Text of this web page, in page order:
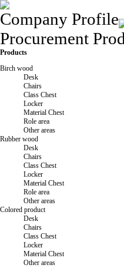
Company Profile
Procurement
Products
Birch wood
Desk
Chairs
Class Chest
Locker
Material Chest
Role area
Other areas
Rubber wood
Desk
Chairs
Class Chest
Locker
Material Chest
Role area
Other areas
Colored product
Desk
Chairs
Class Chest
Locker
Material Chest
Other areas